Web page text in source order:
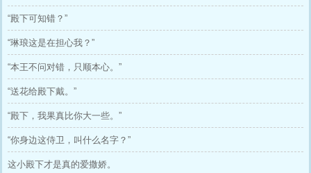
“殿下可知错？”
“琳琅这是在担心我？”
“本王不问对错，只顺本心。”
“送花给殿下戴。”
“殿下，我果真比你大一些。”
“你身边这侍卫，叫什么名字？”
这小殿下才是真的爱撒娇。